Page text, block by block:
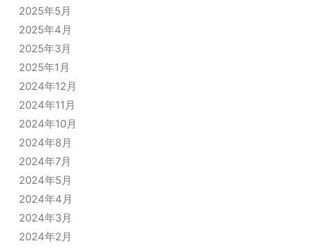
2025年5月
2025年4月
2025年3月
2025年1月
2024年12月
2024年11月
2024年10月
2024年8月
2024年7月
2024年5月
2024年4月
2024年3月
2024年2月